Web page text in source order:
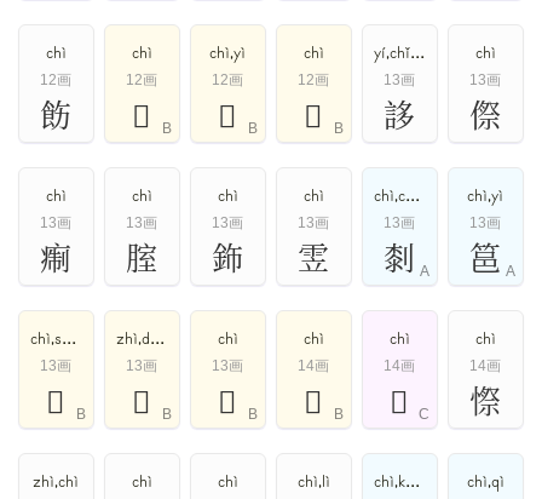
chì
12画
飭
chì
12画
𢜳 B
chì,yì
12画
𧺿 B
chì
12画
𨔤 B
yí,chǐ,chì
13画
誃
chì
13画
傺
chì
13画
痸
chì
13画
腟
chì
13画
鉓
chì
13画
雴
chì,chòng
13画
㓼 A
chì,yì
13画
䇼 A
chì,shuài
13画
𠞩 B
zhì,dí,chì
13画
𧠫 B
chì
13画
𩾕 B
chì
14画
𪉗 B
chì
14画
𫖞 C
chì
14画
憏
zhì,chì chì chì chì,lì chì,kè,xì,xiào,yàn chì,qì